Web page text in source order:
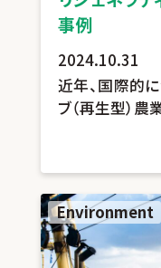
事例
2024.10.31
近年、国際的
ブ（再生型）農
Environment